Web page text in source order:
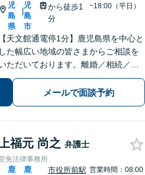
児
島
県
|
児
島
市
から徒歩1
分
~18:00（平日）
【天文館通電停1分】鹿児島県を中心と
した幅広い地域の皆さまからご相談を
ただいております。離婚／相続／交
事故／労働問題／刑事事件など。丁
寧なヒアリング、手厚いサポートで依
頼者さまが安心できるよう努めます。
メールで面談予約
福元 尚之 弁護士
免法律事務所
鹿
鹿
市役所前駅 営業時間：08:00